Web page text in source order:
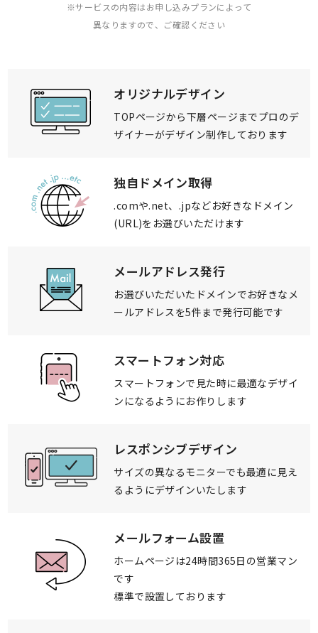
※サービスの内容はお申し込みプランによって
異なりますので、ご確認ください
オリジナルデザイン
TOPページから下層ページまでプロのデ
ザイナーがデザイン制作しております
独自ドメイン取得
.comや.net、.jpなどお好きなドメイン
(URL)を お選びいただけます
メールアドレス発行
お選びいただいたドメインでお好きなメ
ールアドレスを5件まで発行可能です
スマートフォン対応
スマートフォンで見た時に最適なデザイ
ンになるようにお作りします
レスポンシブデザイン
サイズの異なるモニターでも最適に見え
るようにデザインいたします
メールフォーム設置
ホームページは24時間365日の営業マン
です
標準で設置しております